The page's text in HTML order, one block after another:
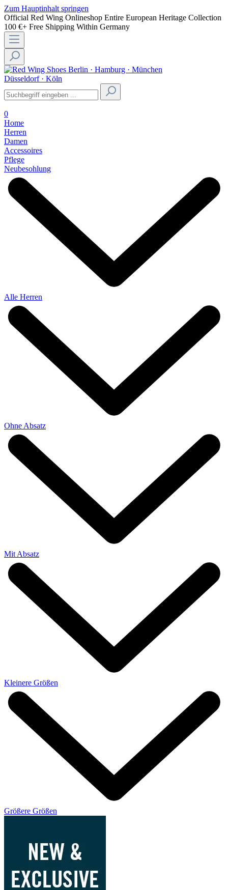
Zum Hauptinhalt springen
Official Red Wing Onlineshop Entire European Heritage Collection
100 €+ Free Shipping Within Germany
Berlin · Hamburg · München
Düsseldorf · Köln
0
Home
Herren
Damen
Accessoires
Pflege
Neubesohlung
Alle Herren
Ohne Absatz
Mit Absatz
Kleinere Größen
Größere Größen